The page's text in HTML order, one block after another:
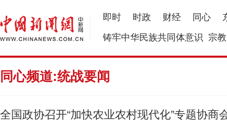
即时 时政 财经 同心
铸牢中华民族共同体意识 宗教
同心频道:统战要闻
全国政协召开“加快农业农村现代化”专题协商